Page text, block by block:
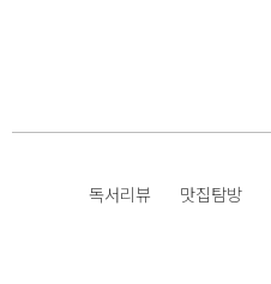
독서리뷰 맛집탐방